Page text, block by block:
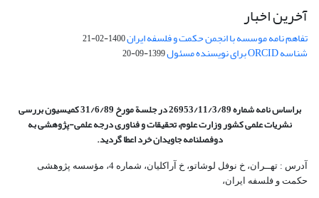
آخرین اخبار
تفاهم نامه موسسه با انجمن حکمت و فلسفه ایران1400-02-21
شناسه ORCID برای نویسنده مسئول 1399-09-20
براساس نامه شماره 26953/11/3/89 در جلسة مورخ 31/6/89 کمیسیون
بررسی
نشریات علمی کشور وزارت علوم، تحقیقات و فناوری درجه علمی‌-پژوهشیبه
دوفصلنامه جاویدان خرد اعطا گردید.
آدرس : تهــران، خ نوفل لوشاتو، خ آراکلیان، شماره 4،‌ مؤسسه پژوهشی
حکمت و فلسفه ایران،‌